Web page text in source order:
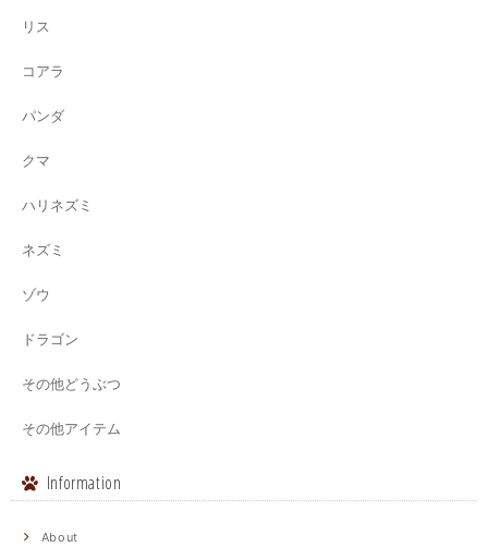
リス
コアラ
パンダ
クマ
ハリネズミ
ネズミ
ゾウ
ドラゴン
その他どうぶつ
その他アイテム
Information
About